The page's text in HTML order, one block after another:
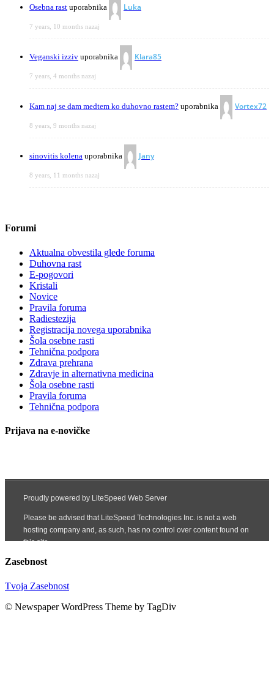
Osebna rast uporabnika Luka
7 years, 10 months nazaj
Veganski izziv uporabnika Klara85
7 years, 4 months nazaj
Kam naj se dam medtem ko duhovno rastem? uporabnika Vortex72
8 years, 9 months nazaj
sinovitis kolena uporabnika Jany
8 years, 11 months nazaj
Forumi
Aktualna obvestila glede foruma
Duhovna rast
E-pogovori
Kristali
Novice
Pravila foruma
Radiestezija
Registracija novega uporabnika
Šola osebne rasti
Tehnična podpora
Zdrava prehrana
Zdravje in alternativna medicina
Šola osebne rasti
Pravila foruma
Tehnična podpora
Prijava na e-novičke
Zasebnost
Tvoja Zasebnost
© Newspaper WordPress Theme by TagDiv